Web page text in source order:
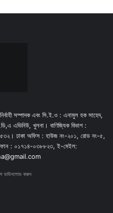
সম্পাদক এবং সি.ই.ও : এনামুল হক সাহেদ,
এভিনিউ, খুলনা। বাণিজ্যিক বিভাগ :
ঢাকা অফিস : হাউজ নং-২০১, রোড নং-৫,
: ০১৭১৪-০৩৮৮২৩, ই-মেইল:
ডাউনলোড করুন